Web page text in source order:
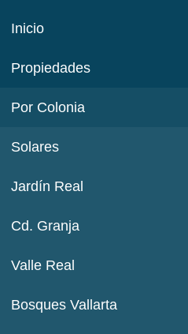
Inicio
Propiedades
Por Colonia
Solares
Jardín Real
Cd. Granja
Valle Real
Bosques Vallarta